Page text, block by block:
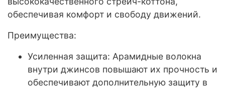
обеспечивая комфорт и свободу движений.
Преимущества:
Усиленная защита: Арамидные волокна
внутри джинсов повышают их прочность и
обеспечивают дополнительную защиту в